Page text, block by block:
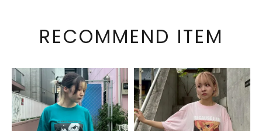
RECOMMEND ITEM